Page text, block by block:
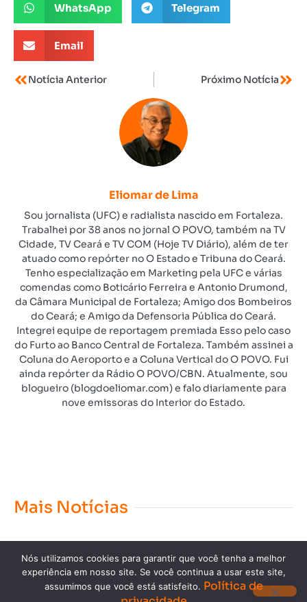
WhatsApp Telegram
Email
Notícia Anterior Próximo Notícia
Eliomar de Lima
Sou jornalista (UFC) e radialista nascido em Fortaleza.
Trabalhei por 38 anos no jornal O POVO, também na TV
Cidade, TV Ceará e TV COM (Hoje TV Diário), além de ter
atuado como repórter no O Estado e Tribuna do Ceará.
Tenho especialização em Marketing pela UFC e várias
comendas como Boticário Ferreira e Antonio Drumond,
da Câmara Municipal de Fortaleza; Amigo dos Bombeiros
do Ceará; e Amigo da Defensoria Pública do Ceará.
Integrei equipe de reportagem premiada Esso pelo caso
do Furto ao Banco Central de Fortaleza. Também assinei a
Coluna do Aeroporto e a Coluna Vertical do O POVO. Fui
ainda repórter da Rádio O POVO/CBN. Atualmente, sou
blogueiro (blogdoeliomar.com) e falo diariamente para
nove emissoras do Interior do Estado.
Mais Notícias
Nós utilizamos cookies para garantir que você tenha a melhor
experiência em nosso site. Se você continua a usar este site,
assumimos que você está satisfeito. Política de